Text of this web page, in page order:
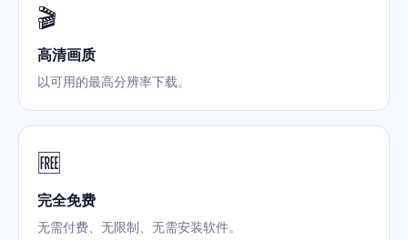
🎬
高清画质
以可用的最高分辨率下载。
🆓
完全免费
无需付费、无限制、无需安装软件。